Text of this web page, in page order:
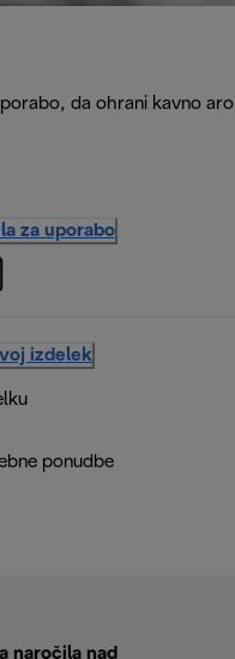
da ohrani kavno
za uporabo
izdelek
ponudbe
naročila nad